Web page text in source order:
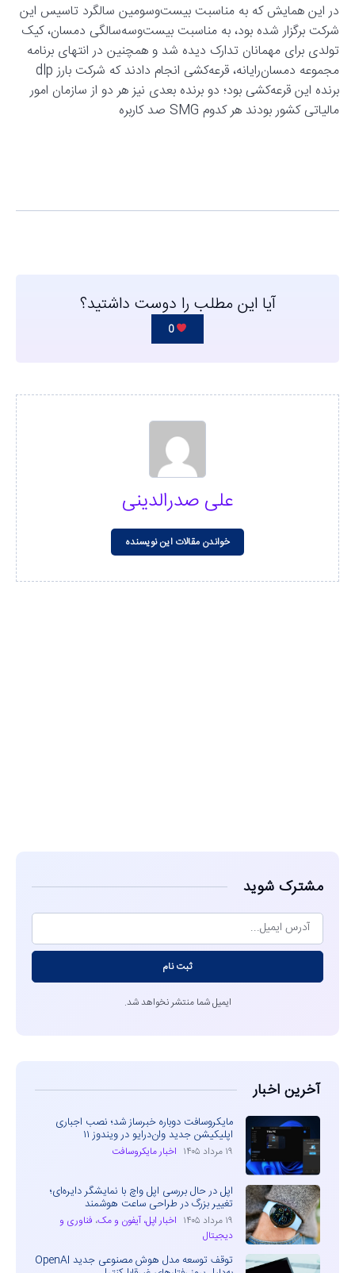
در این همایش که به مناسبت بیست‌وسومین سالگرد تاسیس این
شرکت برگزار شده بود، به مناسبت بیست‌وسه‌سالگی دمسان، کیک
تولدی برای مهمانان تدارک دیده شد و همچنین در انتهای برنامه
برنده این قرعه‌کشی بود؛ دو برنده بعدی نیز هر دو از سازمان امور
مالیاتی کشور بودند هر کدوم SMG صد کاربره
آیا این مطلب را دوست داشتید؟
0
علی صدرالدینی
خواندن مقالات این نویسنده
مشترک شوید
ثبت نام
ایمیل شما منتشر نخواهد شد.
آخرین اخبار
مایکروسافت دوباره خبرساز شد؛ نصب اجباری
اپلیکیشن جدید وان‌درایو در ویندوز ۱۱
۱۹ مرداد ۱۴۰۵ اخبار مایکروسافت
اپل در حال بررسی اپل واچ با نمایشگر دایره‌ای؛
تغییر بزرگ در طراحی ساعت هوشمند
۱۹ مرداد ۱۴۰۵ اخبار اپل، آیفون و مک، فناوری و
دیجیتال
توقف توسعه مدل هوش مصنوعی جدید OpenAI